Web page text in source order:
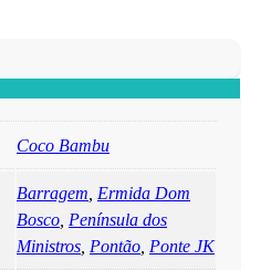
Coco Bambu
Barragem Ermida Dom
Bosco Península dos
Ministros Pontão Ponte JK